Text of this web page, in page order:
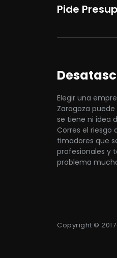
Pide
Elegir una
Zaragoza
se tiene ni idea
Corres el riesgo
timadores que
profesionales y
problema
Copyright ©